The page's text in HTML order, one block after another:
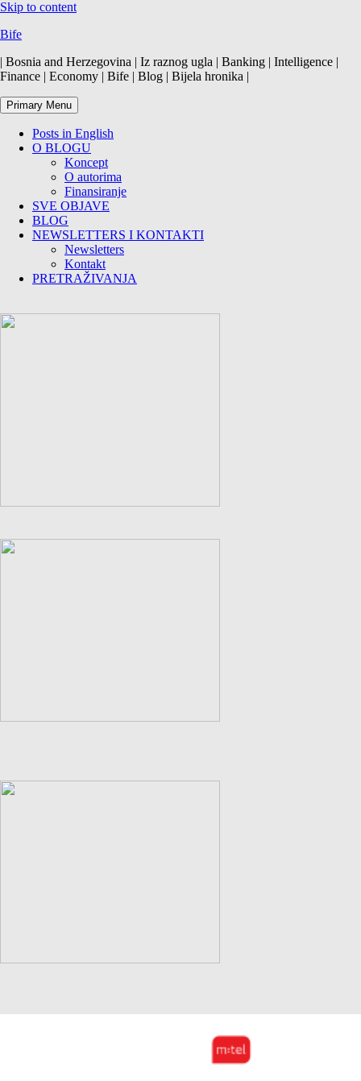
Skip to content
Bife
| Bosnia and Herzegovina | Iz raznog ugla | Banking | Intelligence |
Finance | Economy | Bife | Blog | Bijela hronika |
Primary Menu
Posts in English
O BLOGU
Koncept
O autorima
Finansiranje
SVE OBJAVE
BLOG
NEWSLETTERS I KONTAKTI
Newsletters
Kontakt
PRETRAŽIVANJA